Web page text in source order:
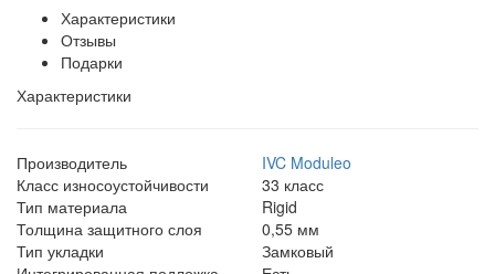
Характеристики
Отзывы
Подарки
Характеристики
Производитель
IVC Moduleo
Класс износоустойчивости
33 класс
Тип материала
Rigid
Толщина защитного слоя
0,55 мм
Тип укладки
Замковый